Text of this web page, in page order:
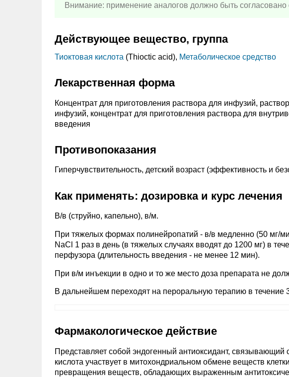
Внимание: применение аналогов должно быть
Действующее вещество, группа
Тиоктовая кислота (Thioctic acid), Метаболическое средство
Лекарственная форма
Концентрат для приготовления раствора для инфузий,
инфузий, концентрат для приготовления раствора для
введения
Противопоказания
Гиперчувствительность, детский возраст (эффективность и
Как применять: дозировка и курс лечения
В/в (струйно, капельно), в/м.
При тяжелых формах полинейропатий - в/в медленно (50 мг/
NaCl 1 раз в день (в тяжелых случаях вводят до 1200 мг) в
перфузора (длительность введения - не менее 12 мин).
При в/м инъекции в одно и то же место доза препарата не
В дальнейшем переходят на пероральную терапию в течение
Фармакологическое действие
Представляет собой эндогенный антиоксидант,
кислота участвует в митохондриальном обмене веществ
превращения веществ, обладающих выраженным